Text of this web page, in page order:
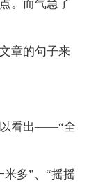
。而气急了
章的句子来
看出――“全
多”、“摇摇